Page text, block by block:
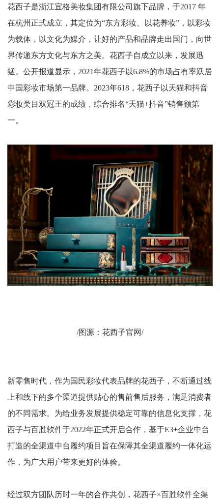
花西子是浙江宜格美妆集团有限公司旗下品牌，于2017 年
在杭州正式成立，其定位为“东方彩妆、以花养妆”，以彩妆
为载体，以文化为媒介，让好的产品和品牌走出国门，向世
界传递东方文化与东方之美。花西子自成立以来，发展迅
猛。公开报道显示，2021年花西子以6.8%的市场占有率跃居
中国彩妆市场第一品牌。2023年618，花西子以天猫和抖音
彩妆类目双冠王的成绩，综合排名“天猫+抖音”销售额第
一。
/图源：花西子官网/
新零售时代，作为国民彩妆代表品牌的花西子，不断通过线
上和线下的多个渠道提供贴心的售前售后服务，满足消费者
的不同需求。为给业务发展提供稳定可靠的信息化支撑，花
西子与百胜软件于2022年正式开启合作，基于E3+企业中台
打造的全渠道中台 履约项目旨在保障其全渠道履约一体化运
作，为广大用户带来更好的体验。
经过双方团队历时一年的合作共创，花西子×百胜软件全渠